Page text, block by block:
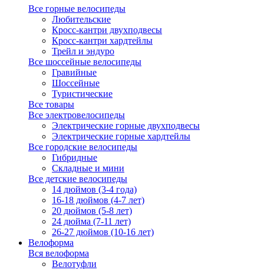
Все горные велосипеды
Любительские
Кросс-кантри двухподвесы
Кросс-кантри хардтейлы
Трейл и эндуро
Все шоссейные велосипеды
Гравийные
Шоссейные
Туристические
Все товары
Все электровелосипеды
Электрические горные двухподвесы
Электрические горные хардтейлы
Все городские велосипеды
Гибридные
Складные и мини
Все детские велосипеды
14 дюймов (3-4 года)
16-18 дюймов (4-7 лет)
20 дюймов (5-8 лет)
24 дюйма (7-11 лет)
26-27 дюймов (10-16 лет)
Велоформа
Вся велоформа
Велотуфли